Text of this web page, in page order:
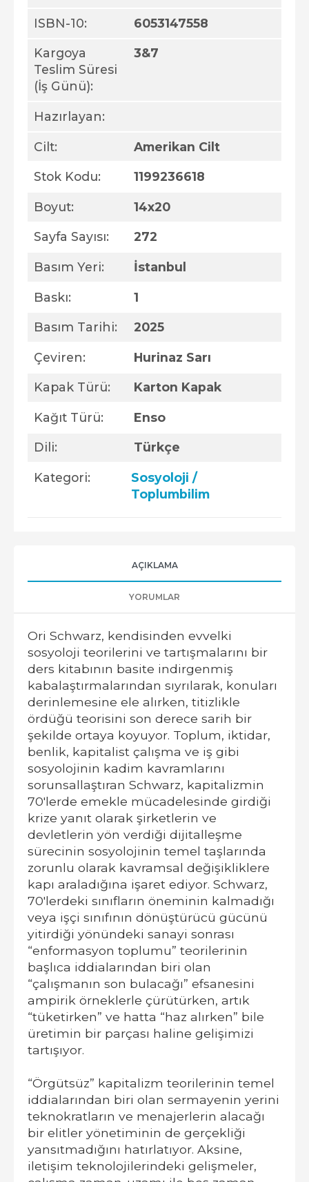
ISBN-10: 6053147558
Kargoya
Teslim Süresi
(İş Günü):
3&7
Hazırlayan:
Cilt: Amerikan Cilt
Stok Kodu: 1199236618
Boyut: 14x20
Sayfa Sayısı: 272
Basım Yeri: İstanbul
Baskı: 1
Basım Tarihi: 2025
Çeviren: Hurinaz Sarı
Kapak Türü: Karton Kapak
Kağıt Türü: Enso
Dili: Türkçe
Kategori:
Sosyoloji /
Toplumbilim
AÇIKLAMA
YORUMLAR
Ori Schwarz, kendisinden evvelki
sosyoloji teorilerini ve tartışmalarını bir
ders kitabının basite indirgenmiş
kabalaştırmalarından sıyrılarak, konuları
derinlemesine ele alırken, titizlikle
ördüğü teorisini son derece sarih bir
şekilde ortaya koyuyor. Toplum, iktidar,
benlik, kapitalist çalışma ve iş gibi
sosyolojinin kadim kavramlarını
sorunsallaştıran Schwarz, kapitalizmin
70'lerde emekle mücadelesinde girdiği
krize yanıt olarak şirketlerin ve
devletlerin yön verdiği dijitalleşme
sürecinin sosyolojinin temel taşlarında
zorunlu olarak kavramsal değişikliklere
kapı araladığına işaret ediyor. Schwarz,
70'lerdeki sınıfların öneminin kalmadığı
veya işçi sınıfının dönüştürücü gücünü
yitirdiği yönündeki sanayi sonrası
“enformasyon toplumu” teorilerinin
başlıca iddialarından biri olan
“çalışmanın son bulacağı” efsanesini
ampirik örneklerle çürütürken, artık
“tüketirken” ve hatta “haz alırken” bile
üretimin bir parçası haline gelişimizi
tartışıyor.
“Örgütsüz” kapitalizm teorilerinin temel
iddialarından biri olan sermayenin yerini
teknokratların ve menajerlerin alacağı
bir elitler yönetiminin de gerçekliği
yansıtmadığını hatırlatıyor. Aksine,
iletişim teknolojilerindeki gelişmeler,